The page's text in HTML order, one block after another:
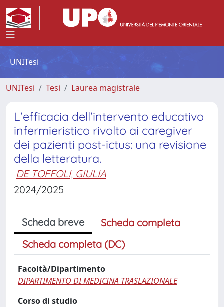
UNITesi
UNITesi Tesi Laurea magistrale
L'efficacia dell'intervento educativo
infermieristico rivolto ai caregiver
dei pazienti post-ictus: una revisione
della letteratura.
DE TOFFOLI, GIULIA
2024/2025
Scheda breve
Scheda completa
Scheda completa (DC)
Facoltà/Dipartimento
DIPARTIMENTO DI MEDICINA TRASLAZIONALE
Corso di studio